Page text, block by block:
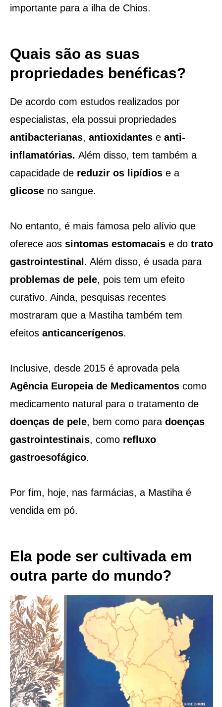
importante para a ilha de Chios.
Quais são as suas
propriedades benéficas?
De acordo com estudos realizados por
especialistas, ela possui propriedades
antibacterianas, antioxidantese anti-
inflamatórias. Além disso, tem também a
capacidade de reduzir os lipídiose a
glicoseno sangue.
No entanto, é mais famosa pelo alívio que
oferece aossintomas estomacaise dotrato
gastrointestinal . Além disso, é usada para
problemas de pele, pois tem um efeito
curativo. Ainda, pesquisas recentes
mostraram que a Mastiha também tem
efeitos anticancerígenos.
Inclusive, desde 2015 é aprovada pela
Agência Europeia de Medicamentoscomo
medicamento natural para o tratamento de
doenças de pele, bem como para doenças
gastrointestinais, como refluxo
gastroesofágico.
Por fim, hoje, nas farmácias, a Mastiha é
vendida em pó.
Ela pode ser cultivada em
outra parte do mundo?